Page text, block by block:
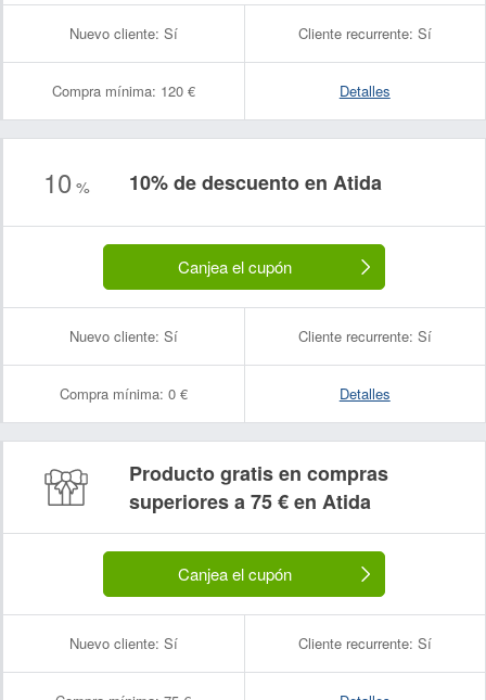
Nuevo cliente: Sí Cliente recurrente: Sí
Compra mínima: 120 € Detalles
10 % 10% de descuento en Atida
Canjea el cupón
Nuevo cliente: Sí Cliente recurrente: Sí
Compra mínima: 0 € Detalles
Producto gratis en compras
superiores a 75 € en Atida
Canjea el cupón
Nuevo cliente: Sí Cliente recurrente: Sí